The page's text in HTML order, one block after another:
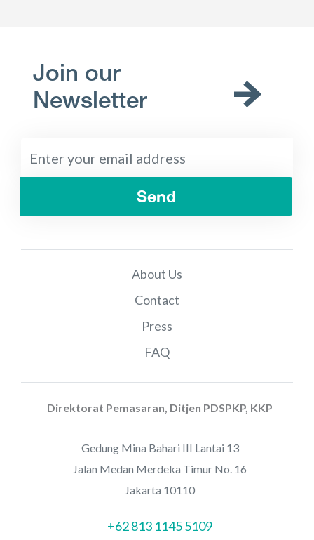
Join our
Newsletter
Send
About Us
Contact
Press
FAQ
Direktorat Pemasaran, Ditjen PDSPKP, KKP
Gedung Mina Bahari III Lantai 13
Jalan Medan Merdeka Timur No. 16
Jakarta 10110
+62 813 1145 5109